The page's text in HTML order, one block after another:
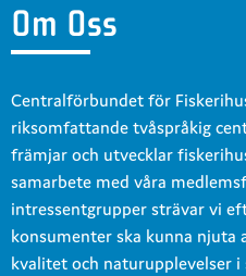
Om Oss
Centralförbundet för
riksomfattande tvåspråkig
främjar och utvecklar
samarbete med våra
intressentgrupper strävar vi
konsumenter ska kunna njuta
kvalitet och naturupplevelser